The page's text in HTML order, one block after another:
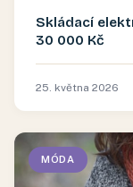
Skládací
30 000 Kč
25. května 2026
MÓDA